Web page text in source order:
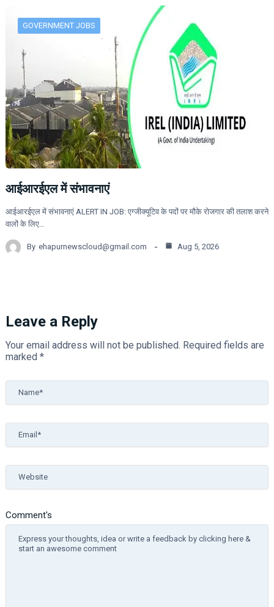
GOVERNMENT JOBS
आईआरईएल में संभावनाएं
आईआरईएल में संभावनाएं ALERT IN JOB: एग्जीक्यूटिव के पदों पर मौके रोजगार की तलाश करने
वालों के लिए…
By ehapurnewscloud@gmail.com Aug 5, 2026
Leave a Reply
Your email address will not be published. Required fields are
marked *
Comment's
Name*
Email*
Website